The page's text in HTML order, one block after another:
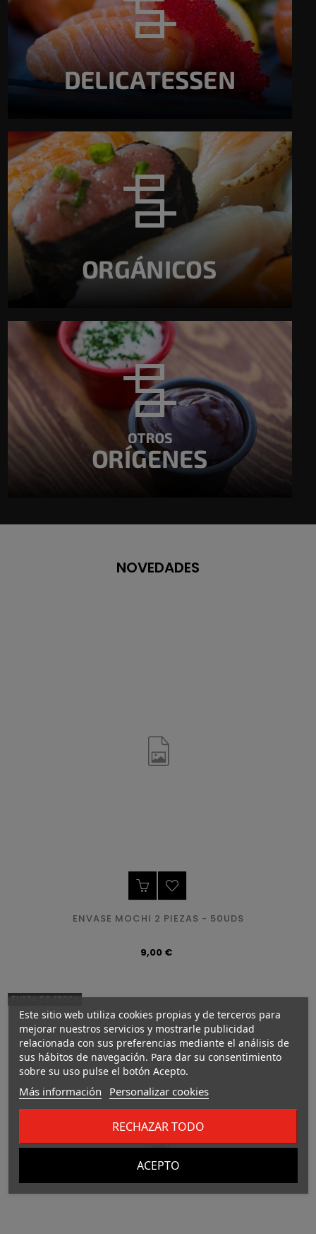
NOVEDADES
ENVASE MOCHI 2 PIEZAS - 50UDS
Precio
9,00 €
FUERA DE STOCK
Este sitio web utiliza cookies propias y de terceros para
mejorar nuestros servicios y mostrarle publicidad
relacionada con sus preferencias mediante el análisis de
sus hábitos de navegación. Para dar su consentimiento
sobre su uso pulse el botón Acepto.
Más información Personalizar cookies
RECHAZAR TODO
ACEPTO